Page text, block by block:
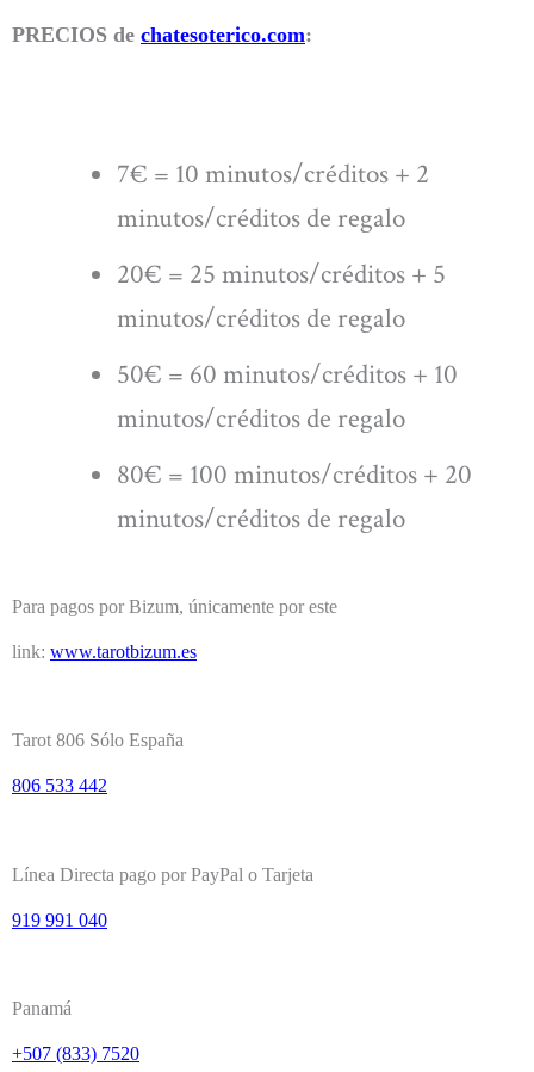
PRECIOS de chatesoterico.com:
7€ = 10 minutos/créditos + 2
minutos/créditos de regalo
20€ = 25 minutos/créditos + 5
minutos/créditos de regalo
50€ = 60 minutos/créditos + 10
minutos/créditos de regalo
80€ = 100 minutos/créditos + 20
minutos/créditos de regalo
Para pagos por Bizum, únicamente por este
link: www.tarotbizum.es
Tarot 806 Sólo España
806 533 442
Línea Directa pago por PayPal o Tarjeta
919 991 040
Panamá
+507 (833) 7520